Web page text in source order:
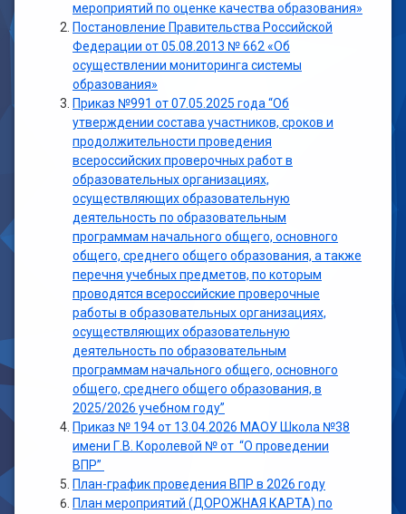
мероприятий по оценке качества образования»
Постановление Правительства Российской
Федерации от 05.08.2013 № 662 «Об
осуществлении мониторинга системы
образования»
Приказ №991 от 07.05.2025 года “Об
утверждении состава участников, сроков и
продолжительности проведения
всероссийских проверочных работ в
образовательных организациях,
осуществляющих образовательную
деятельность по образовательным
программам начального общего, основного
общего, среднего общего образования, а также
перечня учебных предметов, по которым
проводятся всероссийские проверочные
работы в образовательных организациях,
осуществляющих образовательную
деятельность по образовательным
программам начального общего, основного
общего, среднего общего образования, в
2025/2026 учебном году”
Приказ № 194 от 13.04.2026 МАОУ Школа №38
имени Г.В. Королевой № от “О проведении
ВПР”
План-график проведения ВПР в 2026 году
План мероприятий (ДОРОЖНАЯ КАРТА) по